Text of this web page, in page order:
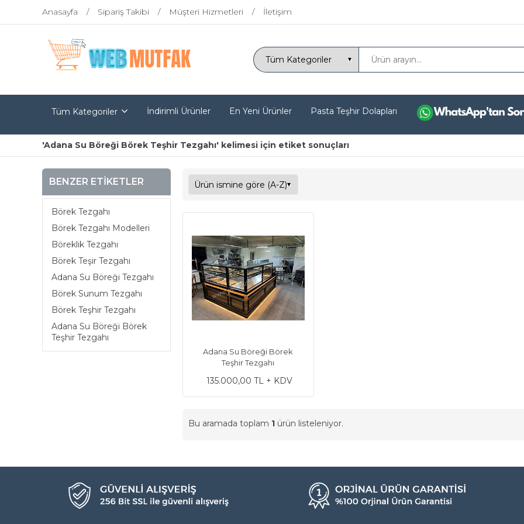
Anasayfa Sipariş Takibi Müşteri Hizmetleri İletişim
Tüm Kategoriler İndirimli Ürünler En Yeni Ürünler Pasta Teşhir Dolapları
'Adana Su Böreği Börek Teşhir Tezgahı' kelimesi için etiket sonuçları
BENZER ETIKETLER
Börek Tezgahı
Börek Tezgahı Modelleri
Böreklik Tezgahı
Börek Teşir Tezgahı
Adana Su Böreği Tezgahı
Börek Sunum Tezgahı
Börek Teşhir Tezgahı
Adana Su Böreği Börek
Teşhir Tezgahı
Adana Su Böreği Börek
Teşhir Tezgahı
135.000,00 TL + KDV
Bu aramada toplam 1 ürün listeleniyor.